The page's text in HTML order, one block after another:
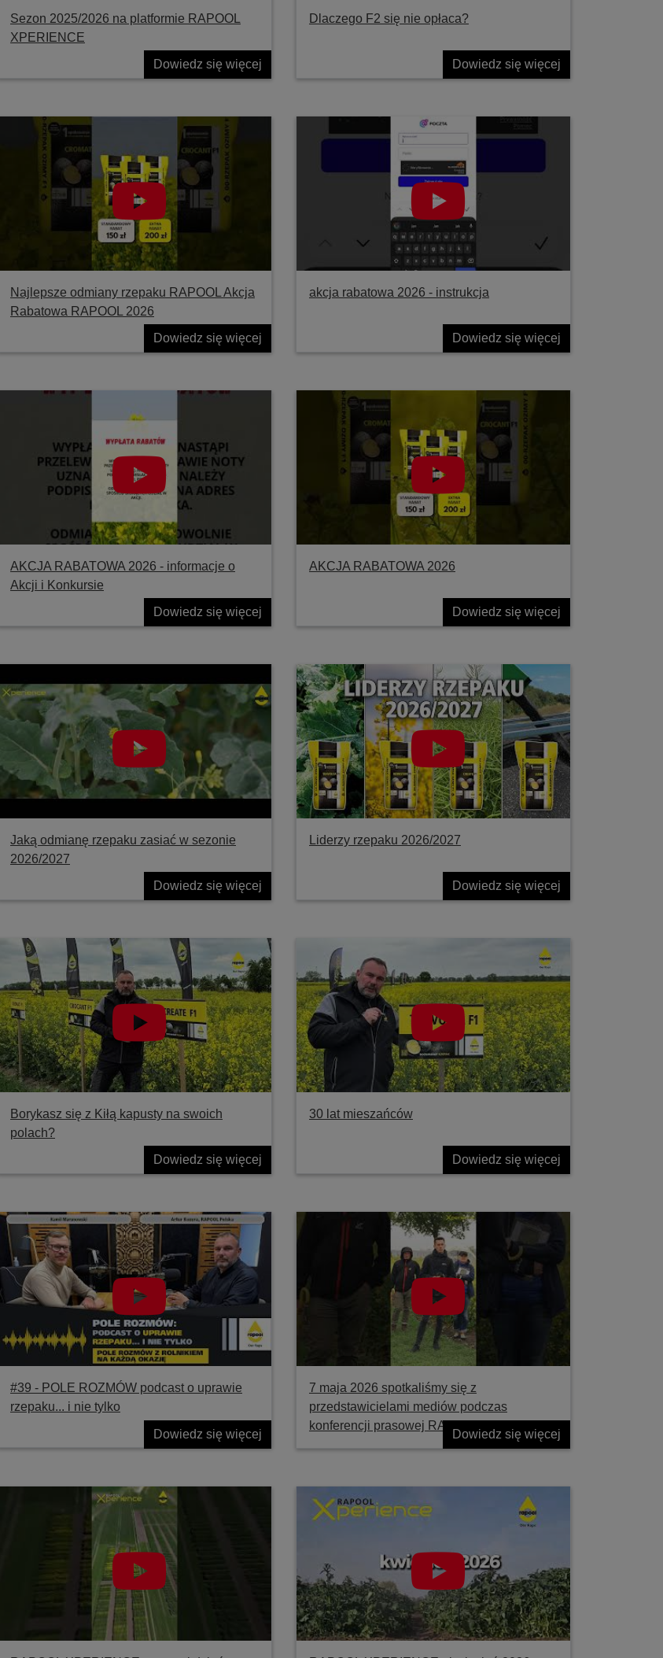
Sezon 2025/2026 na platformie RAPOOL
XPERIENCE
Dowiedz się więcej
Dlaczego F2 się nie opłaca?
Dowiedz się więcej
Najlepsze odmiany rzepaku RAPOOL Akcja
Rabatowa RAPOOL 2026
Dowiedz się więcej
akcja rabatowa 2026 - instrukcja
Dowiedz się więcej
AKCJA RABATOWA 2026 - informacje o
Akcji i Konkursie
Dowiedz się więcej
AKCJA RABATOWA 2026
Dowiedz się więcej
Jaką odmianę rzepaku zasiać w sezonie
2026/2027
Dowiedz się więcej
Liderzy rzepaku 2026/2027
Dowiedz się więcej
Borykasz się z Kiłą kapusty na swoich
polach?
Dowiedz się więcej
30 lat mieszańców
Dowiedz się więcej
#39 ‐ POLE ROZMÓW podcast o uprawie
rzepaku... i nie tylko
Dowiedz się więcej
7 maja 2026 spotkaliśmy się z
przedstawicielami mediów podczas
konferencji prasowej RAPOOL
Dowiedz się więcej